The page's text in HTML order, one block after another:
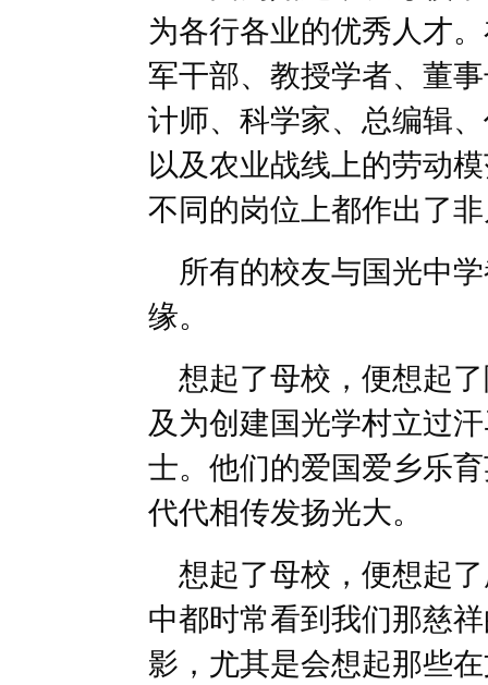
为各行各业的优秀人才
军干部、教授学者、董
计师、科学家、总编辑
以及农业战线上的劳动
不同的岗位上都作出了
所有的校友与国光中
缘。
想起了母校，便想起
及为创建国光学村立过
士。他们的爱国爱乡乐
代代相传发扬光大。
想起了母校，便想起
中都时常看到我们那慈
影，尤其是会想起那些